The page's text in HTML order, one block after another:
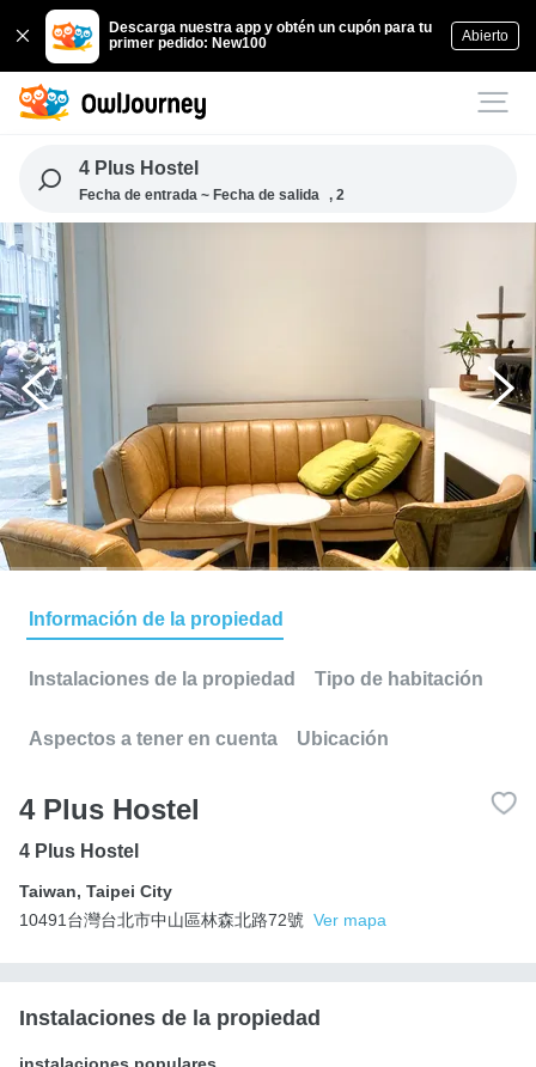
Descarga nuestra app y obtén un cupón para tu
primer pedido: New100
Abierto
4 Plus Hostel
Fecha de entrada ~ Fecha de salida , 2
Información de la propiedad
Instalaciones de la propiedad Tipo de habitación
Aspectos a tener en cuenta Ubicación
4 Plus Hostel
4 Plus Hostel
Taiwan, Taipei City
10491台灣台北市中山區林森北路72號 Ver mapa
Instalaciones de la propiedad